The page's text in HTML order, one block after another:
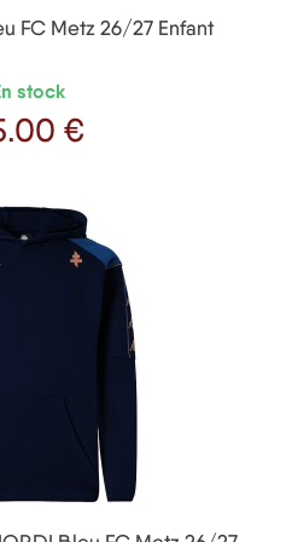
FC Metz 26/27 Enfant
stock
Prix
.00 €